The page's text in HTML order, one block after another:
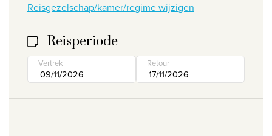
Vacatures
Voorwaarden
Reisgezelschap/kamer/regime wijzigen
Reisperiode
Vertrek Retour